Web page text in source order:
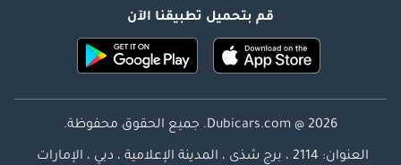
قم بتحميل تطبيقنا الآن
Dubicars.com @ 2026. جميع الحقوق محفوظة.
العنوان: 2114 ، برج شذى ، المدينة الإعلامية ، دبي ، الإمارات